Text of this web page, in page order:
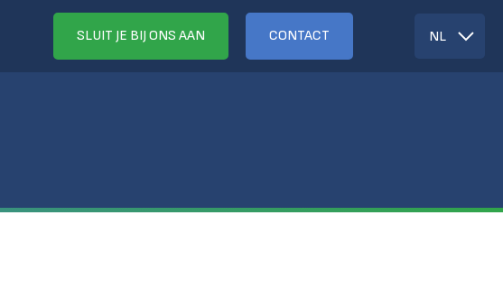
SLUIT JE BIJ ONS AAN CONTACT NL